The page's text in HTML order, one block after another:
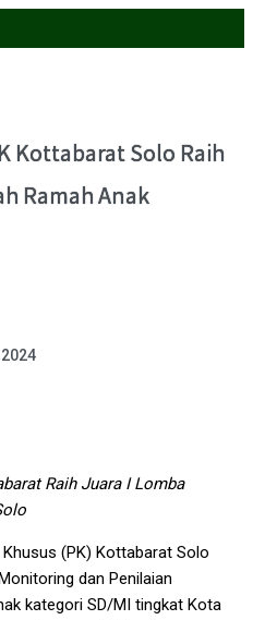
Kottabarat Solo Raih
Ramah Anak
Raih Juara I Lomba
(PK) Kottabarat Solo
dan Penilaian
kategori SD/MI tingkat Kota